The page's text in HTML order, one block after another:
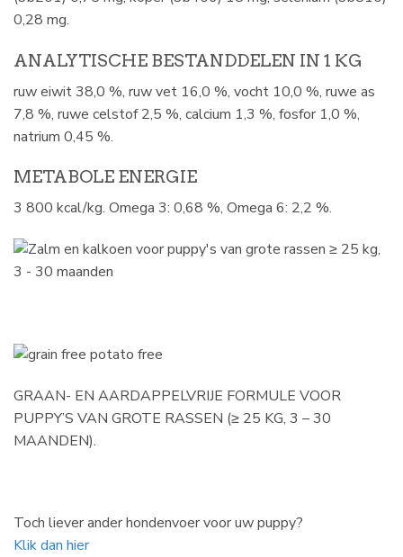
0,28 mg.
ANALYTISCHE BESTANDDELEN IN 1 KG
ruw eiwit 38,0 %, ruw vet 16,0 %, vocht 10,0 %, ruwe as
7,8 %, ruwe celstof 2,5 %, calcium 1,3 %, fosfor 1,0 %,
natrium 0,45 %.
METABOLE ENERGIE
3 800 kcal/kg. Omega 3: 0,68 %, Omega 6: 2,2 %.
GRAAN- EN AARDAPPELVRIJE FORMULE VOOR
PUPPY’S VAN GROTE RASSEN (≥ 25 KG, 3 – 30
MAANDEN).
Toch liever ander hondenvoer voor uw puppy?
Klik dan hier